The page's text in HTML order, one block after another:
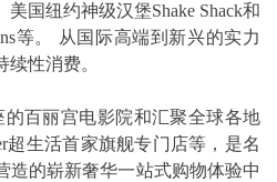
国纽约神级汉堡Shake Shack和
等。 从国际高端到新兴的实力
性消费。
的百丽宫电影院和汇聚全球各地
超生活首家旗舰专门店等，是名
造的崭新奢华一站式购物体验中